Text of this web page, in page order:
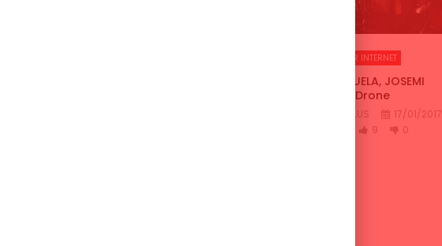
TELEVISIONES POR INTERNET
PEPE HABICHUELA, JOSEMI
CARMONA – Drone
FLAMENCO PLUS
17/01/2017
9 0